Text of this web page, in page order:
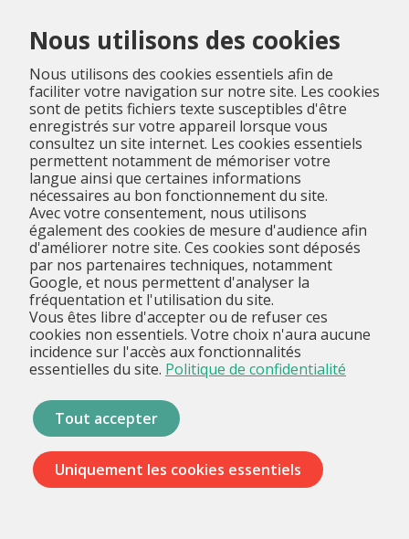
Nous utilisons des cookies
Nous utilisons des cookies essentiels afin de
faciliter votre navigation sur notre site. Les cookies
sont de petits fichiers texte susceptibles d'être
enregistrés sur votre appareil lorsque vous
consultez un site internet. Les cookies essentiels
permettent notamment de mémoriser votre
langue ainsi que certaines informations
nécessaires au bon fonctionnement du site.
Avec votre consentement, nous utilisons
également des cookies de mesure d'audience afin
d'améliorer notre site. Ces cookies sont déposés
par nos partenaires techniques, notamment
Google, et nous permettent d'analyser la
fréquentation et l'utilisation du site.
Vous êtes libre d'accepter ou de refuser ces
cookies non essentiels. Votre choix n'aura aucune
incidence sur l'accès aux fonctionnalités
essentielles du site. Politique de confidentialité
Tout accepter
Uniquement les cookies essentiels
Menu